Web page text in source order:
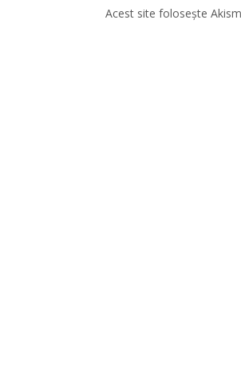
Acest site folosește